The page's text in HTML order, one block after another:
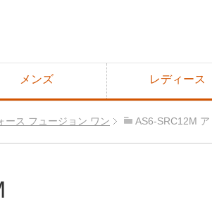
メンズ レディース
ース フュージョン ワン AS6-SRC12M